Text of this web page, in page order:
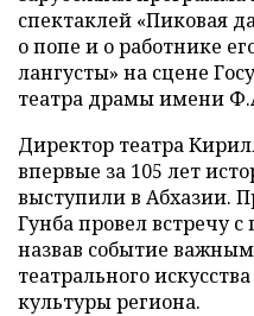
спектаклей «Пиковая
о попе и о работнике
лангусты» на сцене
театра драмы имени
Директор театра
впервые за 105 лет
выступили в Абхазии.
Гунба провел встречу
назвав событие
театрального
культуры региона.